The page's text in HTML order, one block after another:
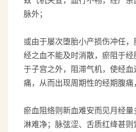
脉外；
或由于屡次堕胎小产损伤冲任
经之血不能及时消散，瘀阻于
于子宫之外，阻滞气机，使经
痛，从而出现周期性的经期腹痛
瘀血阻络则新血难安而见月经
淋难净；脉弦涩、舌质红绛甚